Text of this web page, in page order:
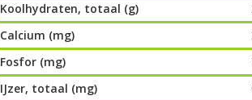
Koolhydraten, totaal (g)
Calcium (mg)
Fosfor (mg)
IJzer, totaal (mg)